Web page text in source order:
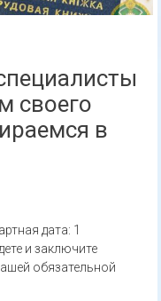
своего
в
дата: 1
и заключите
обязательной